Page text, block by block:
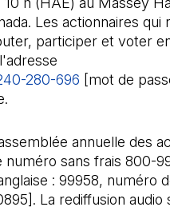
Les actionnaires qui
participer et voter
280-696 (Il s'ouvre
[mot de
annuelle des
sans frais 800-
: 99958, numéro
La rediffusion audio